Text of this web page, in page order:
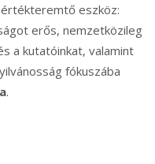
eszköz:
erős, nemzetközileg
a kutatóinkat, valamint
fókuszába
.